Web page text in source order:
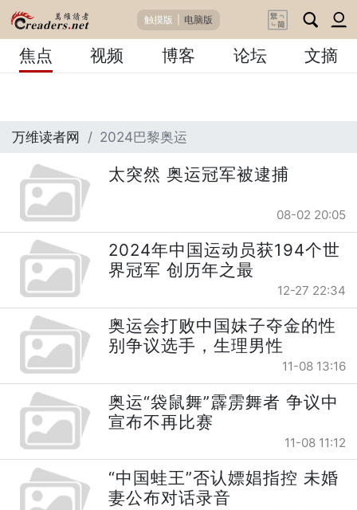
触摸版 电脑版
焦点 视频 博客 论坛 文摘
万维读者网 2024巴黎奥运
太突然 奥运冠军被逮捕
08-02 20:05
2024年中国运动员获194个世
界冠军 创历年之最
12-27 22:34
奥运会打败中国妹子夺金的性
别争议选手，生理男性
11-08 13:16
奥运“袋鼠舞”霹雳舞者 争议中
宣布不再比赛
11-08 11:12
“中国蛙王”否认嫖娼指控 未婚
妻公布对话录音